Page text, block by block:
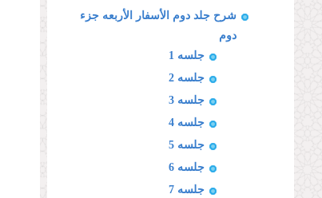
شرح جلد دوم الأسفار الأربعه جزء
دوم
جلسه 1
جلسه 2
جلسه 3
جلسه 4
جلسه 5
جلسه 6
جلسه 7